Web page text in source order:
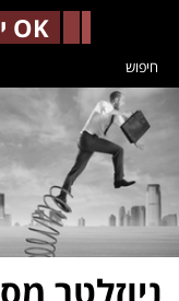
OK יועצים לניהול
חיפוש